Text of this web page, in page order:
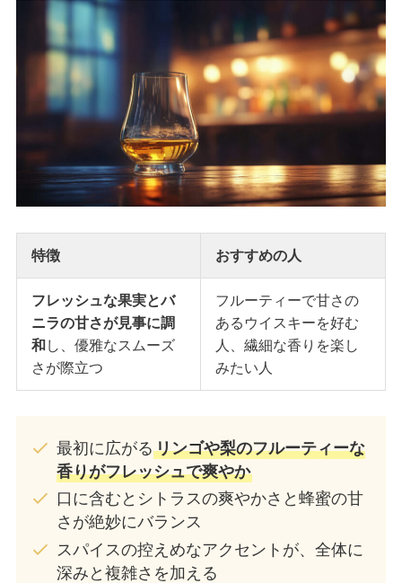
特徴 おすすめの人
フレッシュな果実とバ
ニラの甘さが見事に調
和し、優雅なスムーズ
さが際立つ
フルーティーで甘さの
あるウイスキーを好む
人、繊細な香りを楽し
みたい人
最初に広がるリンゴや梨のフルーティーな
香りがフレッシュで爽やか
口に含むとシトラスの爽やかさと蜂蜜の甘
さが絶妙にバランス
スパイスの控えめなアクセントが、全体に
深みと複雑さを加える